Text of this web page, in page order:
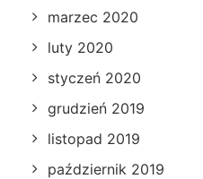
marzec 2020
luty 2020
styczeń 2020
grudzień 2019
listopad 2019
październik 2019